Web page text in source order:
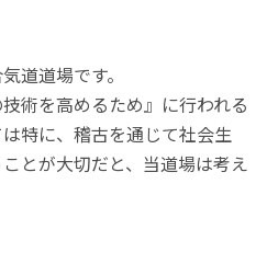
道道場です。
術を高めるため』に行われる
特に、稽古を通じて社会生
とが大切だと、当道場は考え